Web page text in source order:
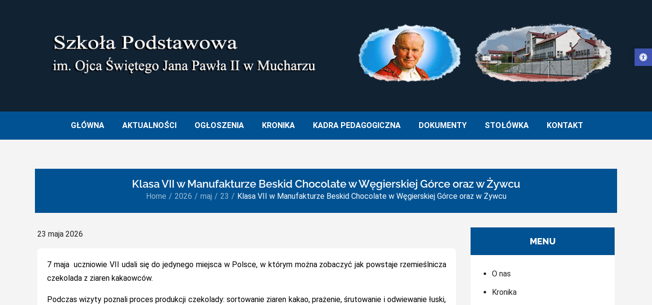
Otwórz pasek narzędzi
SZKOŁA PODSTAWOWA IM. OJCA ŚWIĘTEGO JANA PAWŁA II W MUCHARZU
GŁÓWNA AKTUALNOŚCI OGŁOSZENIA KRONIKA KADRA PEDAGOGICZNA DOKUMENTY STOŁÓWKA KONTAKT
Klasa VII w Manufakturze Beskid Chocolate w Węgierskiej Górce oraz w Żywcu
Home 2026 maj 23 Klasa VII w Manufakturze Beskid Chocolate w Węgierskiej Górce oraz w Żywcu
Posted
23 maja 2026
7 maja uczniowie VII udali się do jedynego miejsca w Polsce, w którym można zobaczyć jak powstaje rzemieślnicza
czekolada z ziaren kakaowców.
Podczas wizyty poznali proces produkcji czekolady: sortowanie ziaren kakao, prażenie, śrutowanie i odwiewanie łuski,
MENU
O nas
Kronika